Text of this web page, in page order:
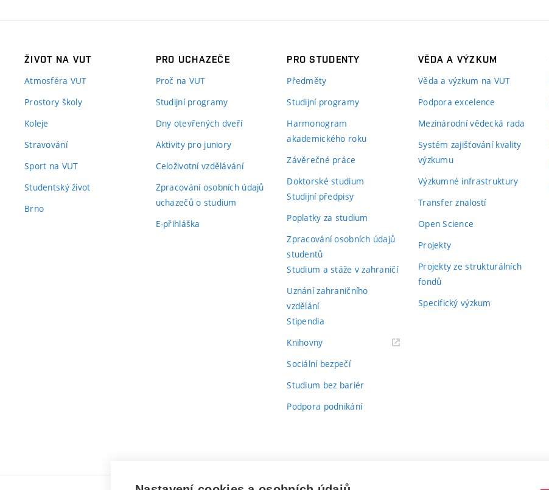
ŽIVOT NA VUT
Atmosféra VUT
Prostory školy
Koleje
Stravování
Sport na VUT
Studentský život
Brno
PRO UCHAZEČE
Proč na VUT
Studijní programy
Dny otevřených dveří
Aktivity pro juniory
Celoživotní vzdělávání
Zpracování osobních údajů
uchazečů o studium
E-přihláška
PRO STUDENTY
Předměty
Studijní programy
Harmonogram
akademického roku
Závěrečné práce
Doktorské studium
Studijní předpisy
Poplatky za studium
Zpracování osobních údajů
studentů
Studium a stáže v zahraničí
Uznání zahraničního
vzdělání
Stipendia
Knihovny(externí
Sociální bezpečí
Studium bez bariér
Podpora podnikání
VĚDA A VÝZKUM
Věda a výzkum na VUT
Podpora excelence
Mezinárodní vědecká rada
Systém zajišťování kvality
výzkumu
Výzkumné infrastruktury
Transfer znalostí
Open Science
Projekty
Projekty ze strukturálních
fondů
Specifický výzkum